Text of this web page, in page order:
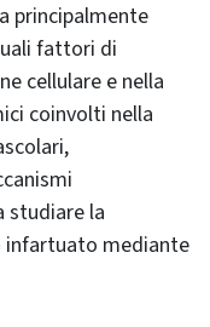
principalmente
fattori di
cellulare e nella
coinvolti nella
studiare la
infartuato mediante